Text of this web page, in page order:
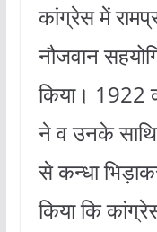
कांग्रेस में
नौजवान
किया। 1922
ने व उनके
से कन्धा
किया कि